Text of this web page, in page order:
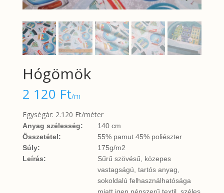
Hógömök
2 120 Ft/m
Egységár: 2.120 Ft/méter
Anyag szélesség:
140 cm
Összetétel:
55% pamut 45% poliészter
Súly:
175g/m2
Leírás:
Sűrű szövésű, közepes
vastagságú, tartós anyag,
sokoldalú felhasználhatósága